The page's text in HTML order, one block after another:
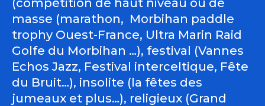
(compétition de haut niveau ou de
masse (marathon, Morbihan paddle
trophy Ouest-France, Ultra Marin Raid
Golfe du Morbihan …), festival (Vannes
Echos Jazz, Festival interceltique, Fête
du Bruit…), insolite (la fêtes des
jumeaux et plus…), religieux (Grand